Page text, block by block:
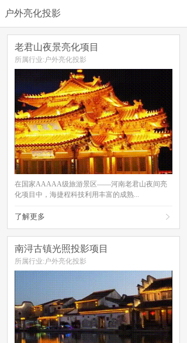
户外亮化投影
老君山夜景亮化项目
所属行业:户外亮化投影
在国家AAAAA级旅游景区——河南老君山夜间亮
化项目中，海捷程科技利用丰富的成熟...
了解更多 
南浔古镇光照投影项目
所属行业:户外亮化投影